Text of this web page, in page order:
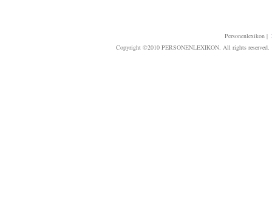
Personenlexikon|
Copyright ©2010 PERSONENLEXIKON. All rights